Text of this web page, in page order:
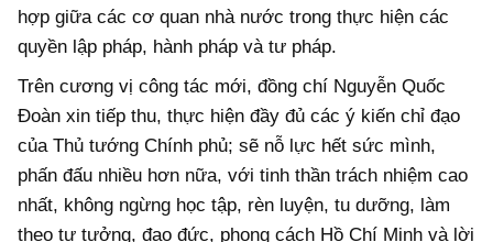
hợp giữa các cơ quan nhà nước trong thực hiện các
quyền lập pháp, hành pháp và tư pháp.
Trên cương vị công tác mới, đồng chí Nguyễn Quốc
Đoàn xin tiếp thu, thực hiện đầy đủ các ý kiến chỉ đạo
của Thủ tướng Chính phủ; sẽ nỗ lực hết sức mình,
phấn đấu nhiều hơn nữa, với tinh thần trách nhiệm cao
nhất, không ngừng học tập, rèn luyện, tu dưỡng, làm
theo tư tưởng, đạo đức, phong cách Hồ Chí Minh và lời